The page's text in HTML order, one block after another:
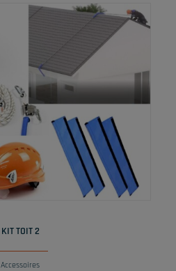
KIT TOIT 2
Accessoires